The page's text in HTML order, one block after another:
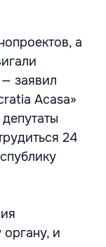
а
заявил
Acasa»
24
и